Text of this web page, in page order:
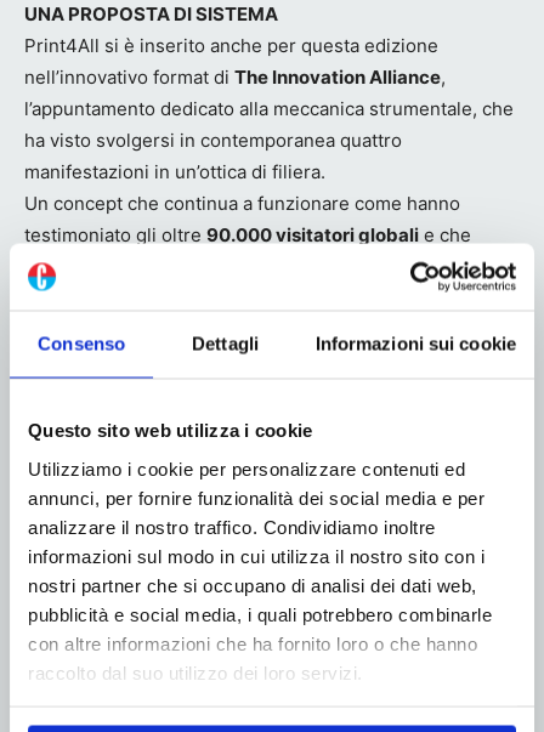
Consenso Dettagli Informazioni sui cookie
Questo sito web utilizza i cookie
Utilizziamo i cookie per personalizzare contenuti ed
annunci, per fornire funzionalità dei social media e per
analizzare il nostro traffico. Condividiamo inoltre
informazioni sul modo in cui utilizza il nostro sito con i
nostri partner che si occupano di analisi dei dati web,
pubblicità e social media, i quali potrebbero combinarle
con altre informazioni che ha fornito loro o che hanno
raccolto dal suo utilizzo dei loro servizi.
UNA PROPOSTA DI SISTEMA
Print4All si è inserito anche per questa edizione
nell’innovativo format di The Innovation Alliance,
l’appuntamento dedicato alla meccanica strumentale, che
ha visto svolgersi in contemporanea quattro
manifestazioni in un’ottica di filiera.
Un concept che continua a funzionare come hanno
testimoniato gli oltre 90.000 visitatori globali e che
rappresenta un momento unico per scoprire il meglio
delle tecnologie destinate all’industria manifatturiera.
– di cui fanno parte Print4All,
la stessa composizionedal 27 al 30 maggio 2025,
Linkedin Twitter
Articolo precedente Prossimo articolo